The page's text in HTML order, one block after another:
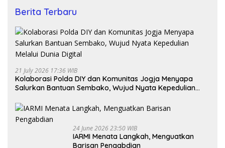
Berita Terbaru
21 July 2026 17:36 WIB
Kolaborasi Polda DIY dan Komunitas Jogja Menyapa
Salurkan Bantuan Sembako, Wujud Nyata Kepedulian
24 June 2026 23:50 WIB
IARMI Menata Langkah, Menguatkan
Barisan Pengabdian